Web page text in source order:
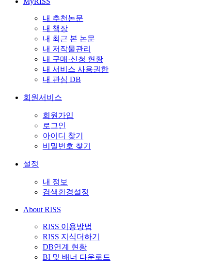
내 추천논문
내 책장
내 최근 본 논문
내 저작물관리
내 구매·신청 현황
내 서비스 사용권한
내 관심 DB
회원서비스
회원가입
로그인
아이디 찾기
비밀번호 찾기
설정
내 정보
검색환경설정
About RISS
RISS 이용방법
RISS 지식더하기
DB연계 현황
BI 및 배너 다운로드